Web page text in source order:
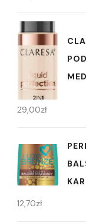
29,00zł
12,70zł